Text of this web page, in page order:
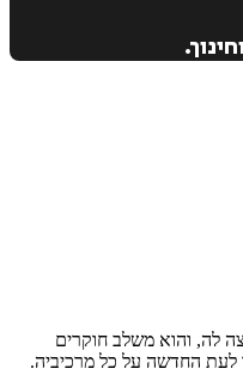
לה, והוא משלב חוקרים
לעת החדשה על כל מרכיביה.